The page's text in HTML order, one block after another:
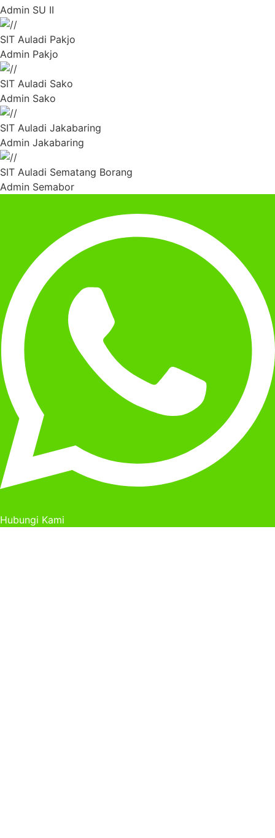
Admin SU II
SIT Auladi Pakjo
Admin Pakjo
SIT Auladi Sako
Admin Sako
SIT Auladi Jakabaring
Admin Jakabaring
SIT Auladi Sematang Borang
Admin Semabor
Hubungi Kami